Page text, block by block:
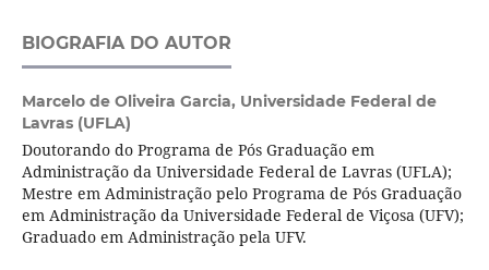
BIOGRAFIA DO AUTOR
Marcelo de Oliveira Garcia, Universidade Federal de
Lavras (UFLA)
Doutorando do Programa de Pós Graduação em
Administração da Universidade Federal de Lavras (UFLA);
Mestre em Administração pelo Programa de Pós Graduação
em Administração da Universidade Federal de Viçosa (UFV);
Graduado em Administração pela UFV.